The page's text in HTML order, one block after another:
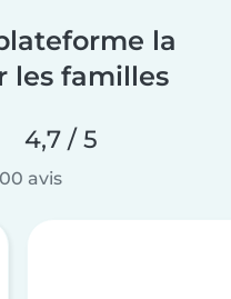
la
les familles
4,7 / 5
avis